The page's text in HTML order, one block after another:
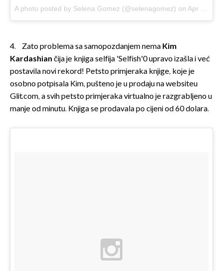
A photo posted by Selena Gomez (@selenagomez) on Apr 16, 2015 at 5:39pm PDT
4. Zato problema sa samopozdanjem nema Kim
Kardashian čija je knjiga selfija 'Selfish'0 upravo izašla i već
postavila novi rekord! Petsto primjeraka knjige, koje je
osobno potpisala Kim, pušteno je u prodaju na websiteu
Glit.com, a svih petsto primjeraka virtualno je razgrabljeno u
manje od minutu. Knjiga se prodavala po cijeni od 60 dolara.